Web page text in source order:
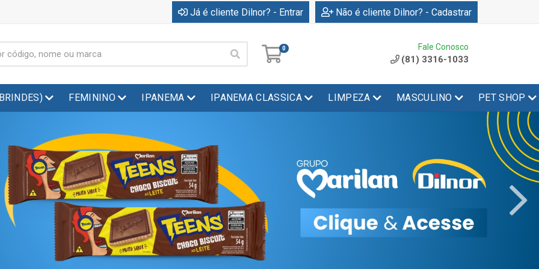
Já é cliente Dilnor? - Entrar Não é cliente Dilnor? - Cadastrar
0 Fale Conosco
(81) 3316-1033
FEMININO IPANEMA IPANEMA CLASSICA LIMPEZA MASCULINO PET SHOP